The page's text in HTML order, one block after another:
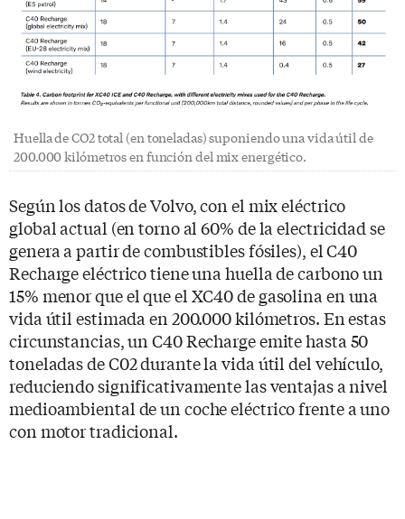
Huella de CO2 total (en toneladas) suponiendo una vida útil de
200.000 kilómetros en función del mix energético.
Según los datos de Volvo, con el mix eléctrico
global actual (en torno al 60% de la electricidad se
genera a partir de combustibles fósiles), el C40
Recharge eléctrico tiene una huella de carbono un
15% menor que el que el XC40 de gasolina en una
vida útil estimada en 200.000 kilómetros. En estas
circunstancias, un C40 Recharge emite hasta 50
toneladas de C02 durante la vida útil del vehículo,
reduciendo significativamente las ventajas a nivel
medioambiental de un coche eléctrico frente a uno
con motor tradicional.